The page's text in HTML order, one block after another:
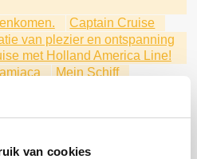
van cookies
Captain Cruise
van plezier en ontspanning
met Holland America Line!
Mein Schiff
in Disneyland® Paris
Hoorn – Een uitzonderlijk